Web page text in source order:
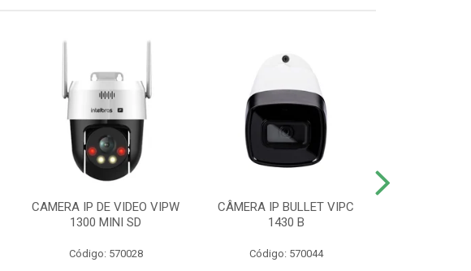
CAMERA IP DE VIDEO VIPW
1300 MINI SD
Código: 570028
CÂMERA IP BULLET VIPC
1430 B
Código: 570044